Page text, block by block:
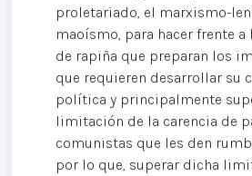
proletariado, el marxismo-
maoísmo, para hacer frente a
de rapiña que preparan los
que requieren desarrollar su
política y principalmente
limitación de la carencia de
comunistas que les den
por lo que, superar dicha